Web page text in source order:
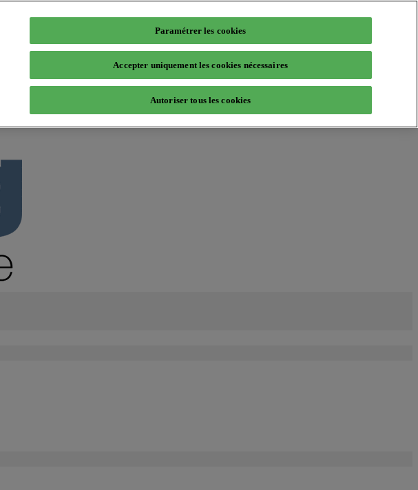
Paramétrer les cookies
Accepter uniquement les cookies nécessaires
Autoriser tous les cookies